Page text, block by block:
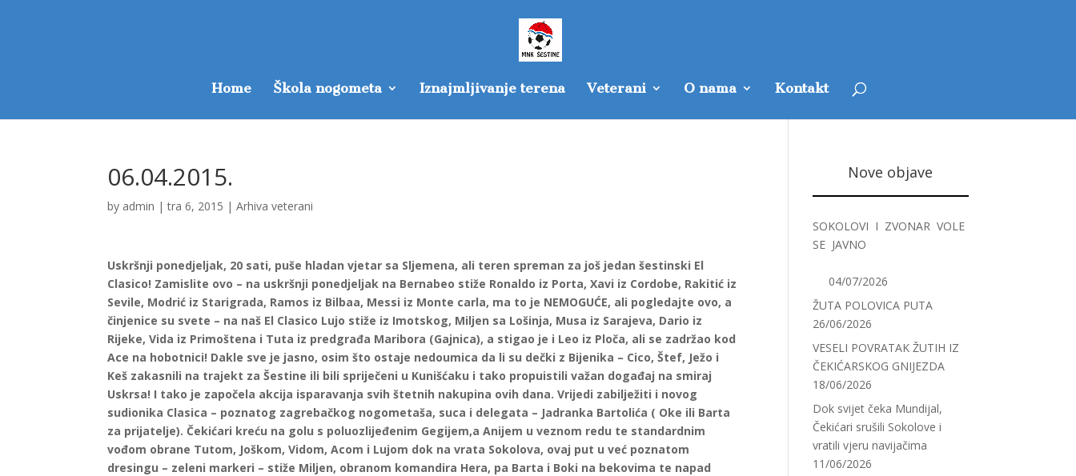
Home Škola nogometa Iznajmljivanje terena Veterani O nama Kontakt
06.04.2015.
by admin |tra 6, 2015 |Arhiva veterani
Uskršnji ponedjeljak, 20 sati, puše hladan vjetar sa Sljemena, ali teren spreman za još jedan šestinski El
Clasico! Zamislite ovo – na uskršnji ponedjeljak na Bernabeo stiže Ronaldo iz Porta, Xavi iz Cordobe, Rakitić iz
Sevile, Modrić iz Starigrada, Ramos iz Bilbaa, Messi iz Monte carla, ma to je NEMOGUĆE, ali pogledajte ovo, a
činjenice su svete – na naš El Clasico Lujo stiže iz Imotskog, Miljen sa Lošinja, Musa iz Sarajeva, Dario iz
Rijeke, Vida iz Primoštena i Tuta iz predgrađa Maribora (Gajnica), a stigao je i Leo iz Ploča, ali se zadržao kod
Ace na hobotnici! Dakle sve je jasno, osim što ostaje nedoumica da li su dečki z Bijenika – Cico, Štef, Ježo i
Keš zakasnili na trajekt za Šestine ili bili spriječeni u Kunišćaku i tako propuistili važan događaj na smiraj
Uskrsa! I tako je započela akcija isparavanja svih štetnih nakupina ovih dana. Vrijedi zabilježiti i novog
sudionika Clasica – poznatog zagrebačkog nogometaša, suca i delegata – Jadranka Bartolića ( Oke ili Barta
za prijatelje). Čekićari kreću na golu s poluozlijeđenim Gegijem,a Anijem u veznom redu te standardnim
vođom obrane Tutom, Joškom, Vidom, Acom i Lujom dok na vrata Sokolova, ovaj put u već poznatom
dresingu – zeleni markeri – stiže Miljen, obranom komandira Hera, pa Barta i Boki na bekovima te napad
Nove objave
SOKOLOVI I ZVONAR VOLE
SE JAVNO
04/07/2026
ŽUTA POLOVICA PUTA
26/06/2026
VESELI POVRATAK ŽUTIH IZ
ČEKIĆARSKOG GNIJEZDA
18/06/2026
Dok svijet čeka Mundijal,
Čekićari srušili Sokolove i
vratili vjeru navijačima
11/06/2026